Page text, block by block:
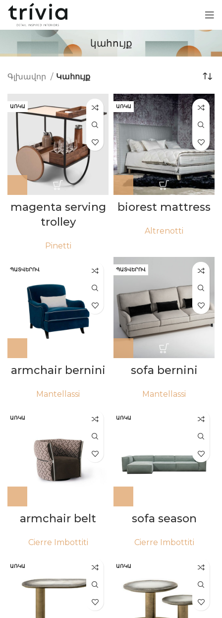
կահույք
Գլխավոր Կահույք
ԱՌԿԱ
magenta serving
trolley
Pinetti
ԱՌԿԱ
biorest mattress
Altrenotti
ՊԱՏՎԵՐՈՎ
armchair bernini
Mantellassi
ՊԱՏՎԵՐՈՎ
sofa bernini
Mantellassi
ԱՌԿԱ
armchair belt
Cierre Imbottiti
ԱՌԿԱ
sofa season
Cierre Imbottiti
ԱՌԿԱ ԱՌԿԱ